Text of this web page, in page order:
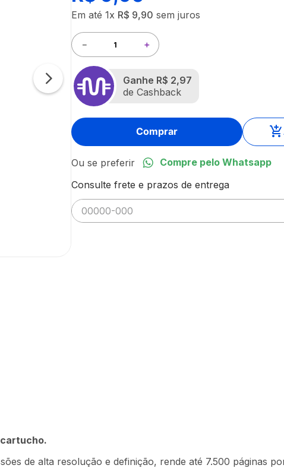
Em até 1x R$ 9,90 sem juros
＋
－
Ganhe R$ 2,97
de Cashback
Comprar
Compre pelo Whatsapp
de alta resolução e definição, rende até 7.500 páginas